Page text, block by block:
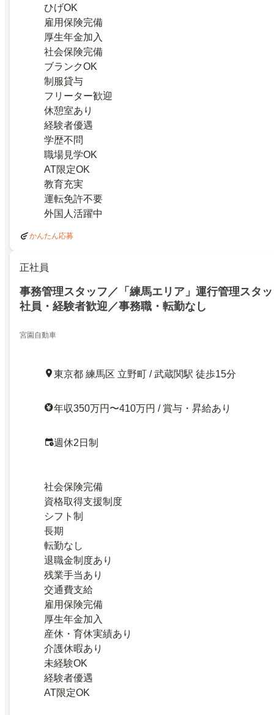
ひげOK
雇用保険完備
厚生年金加入
社会保険完備
ブランクOK
制服貸与
フリーター歓迎
休憩室あり
経験者優遇
学歴不問
職場見学OK
AT限定OK
教育充実
運転免許不要
外国人活躍中
かんたん応募
正社員
事務管理スタッフ／「練馬エリア」運行管理スタ
社員・経験者歓迎／事務職・転勤なし
宮園自動車
東京都 練馬区 立野町 / 武蔵関駅 徒歩15分
年収350万円〜410万円 / 賞与・昇給あり
週休2日制
社会保険完備
資格取得支援制度
シフト制
長期
転勤なし
退職金制度あり
残業手当あり
交通費支給
雇用保険完備
厚生年金加入
産休・育休実績あり
介護休暇あり
未経験OK
経験者優遇
AT限定OK